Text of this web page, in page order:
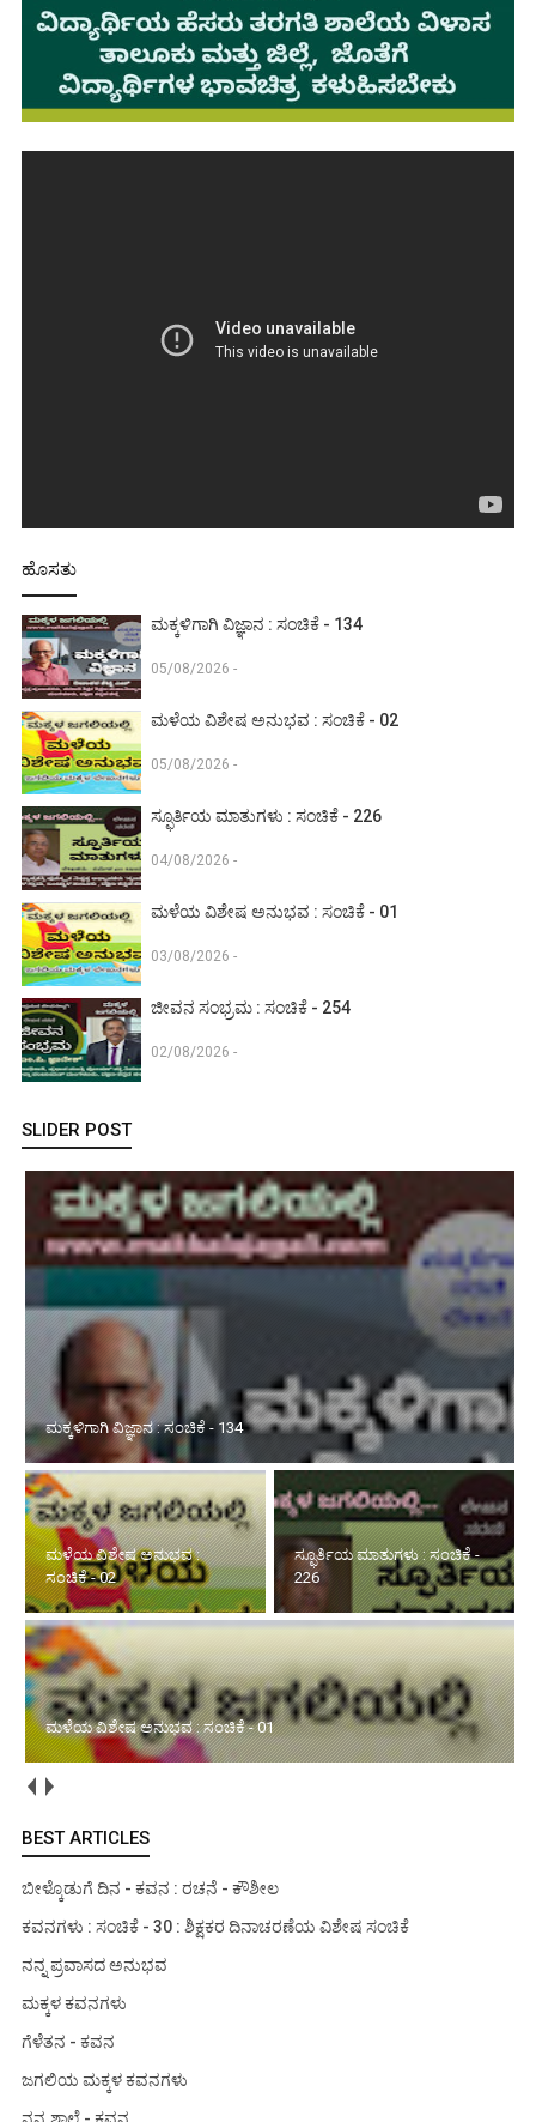
ಹೊಸತು
ಮಕ್ಕಳಿಗಾಗಿ ವಿಜ್ಞಾನ : ಸಂಚಿಕೆ - 134
05/08/2026 -
ಮಳೆಯ ವಿಶೇಷ ಅನುಭವ : ಸಂಚಿಕೆ - 02
05/08/2026 -
ಸ್ಫೂರ್ತಿಯ ಮಾತುಗಳು : ಸಂಚಿಕೆ - 226
04/08/2026 -
ಮಳೆಯ ವಿಶೇಷ ಅನುಭವ : ಸಂಚಿಕೆ - 01
03/08/2026 -
ಜೀವನ ಸಂಭ್ರಮ : ಸಂಚಿಕೆ - 254
02/08/2026 -
SLIDER POST
ಮಕ್ಕಳಿಗಾಗಿ ವಿಜ್ಞಾನ : ಸಂಚಿಕೆ - 134
ಮಳೆಯ ವಿಶೇಷ ಅನುಭವ :
ಸಂಚಿಕೆ - 02
ಸ್ಫೂರ್ತಿಯ ಮಾತುಗಳು : ಸಂಚಿಕೆ -
226
ಮಳೆಯ ವಿಶೇಷ ಅನುಭವ : ಸಂಚಿಕೆ - 01
BEST ARTICLES
ಬೀಳ್ಕೊಡುಗೆ ದಿನ - ಕವನ : ರಚನೆ - ಕೌಶೀಲ
ಕವನಗಳು : ಸಂಚಿಕೆ - 30 : ಶಿಕ್ಷಕರ ದಿನಾಚರಣೆಯ ವಿಶೇಷ ಸಂಚಿಕೆ
ನನ್ನ ಪ್ರವಾಸದ ಅನುಭವ
ಮಕ್ಕಳ ಕವನಗಳು
ಗೆಳೆತನ - ಕವನ
ಜಗಲಿಯ ಮಕ್ಕಳ ಕವನಗಳು
ನನ್ನ ಶಾಲೆ - ಕವನ